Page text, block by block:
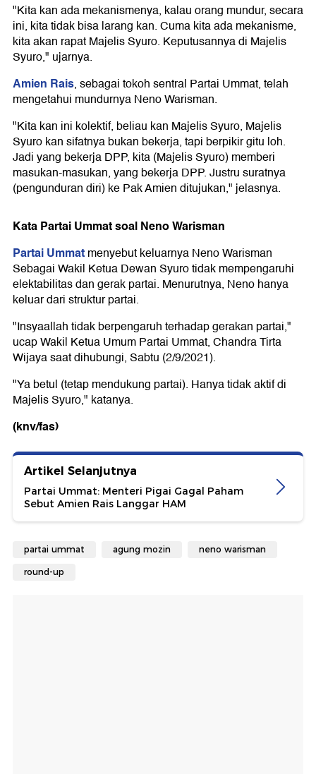
"Kita kan ada mekanismenya, kalau orang mundur, secara
ini, kita tidak bisa larang kan. Cuma kita ada mekanisme,
kita akan rapat Majelis Syuro. Keputusannya di Majelis
Syuro," ujarnya.
Amien Rais, sebagai tokoh sentral Partai Ummat, telah
mengetahui mundurnya Neno Warisman.
"Kita kan ini kolektif, beliau kan Majelis Syuro, Majelis
Syuro kan sifatnya bukan bekerja, tapi berpikir gitu loh.
Jadi yang bekerja DPP, kita (Majelis Syuro) memberi
masukan-masukan, yang bekerja DPP. Justru suratnya
(pengunduran diri) ke Pak Amien ditujukan," jelasnya.
Kata Partai Ummat soal Neno Warisman
Partai Ummatmenyebut keluarnya Neno Warisman
Sebagai Wakil Ketua Dewan Syuro tidak mempengaruhi
elektabilitas dan gerak partai. Menurutnya, Neno hanya
keluar dari struktur partai.
"Insyaallah tidak berpengaruh terhadap gerakan partai,"
ucap Wakil Ketua Umum Partai Ummat, Chandra Tirta
Wijaya saat dihubungi, Sabtu (2/9/2021).
"Ya betul (tetap mendukung partai). Hanya tidak aktif di
Majelis Syuro," katanya.
(knv/fas)
Artikel Selanjutnya
Partai Ummat: Menteri Pigai Gagal Paham
Sebut Amien Rais Langgar HAM
partai ummat agung mozin neno warisman
round-up